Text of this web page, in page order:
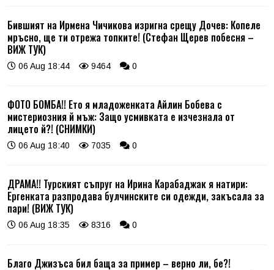
Бившият на Ирмена Чичикова изригна срещу Дочев: Копеле
мръсно, ще ти отрежа топките! (Стефан Щерев побесня –
ВИЖ ТУК)
06 Aug 18:44 9464 0
ФОТО БОМБА!! Ето я младоженката Айлин Бобева с
мистериозния й мъж: Защо усмивката е изчезнала от
лицето й?! (СНИМКИ)
06 Aug 18:40 7035 0
ДРАМА!! Турският съпруг на Ирина Карабаджак я натири:
Ергенката разпродава булчинските си одежди, закъсала за
пари! (ВИЖ ТУК)
06 Aug 18:35 8316 0
Благо Джизъса бил баща за пример – верно ли, бе?!